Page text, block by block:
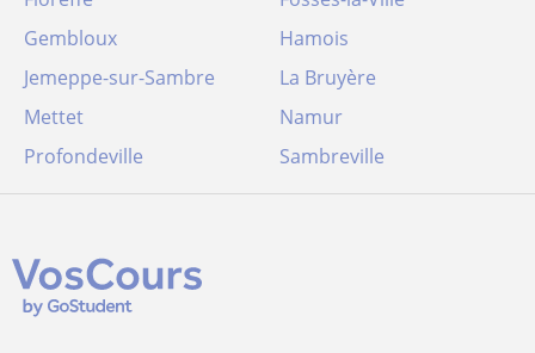
Gembloux
Hamois
Jemeppe-sur-Sambre
La Bruyère
Mettet
Namur
Profondeville
Sambreville